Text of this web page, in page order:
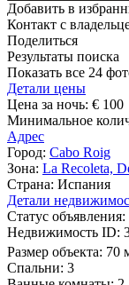
Добавить в
Контакт с
Поделиться
Результаты поиска
Показать все 24
Детали цены
Цена за ночь: € 100
Минимальное
Адрес
Город: Cabo Roig
Зона: La Recoleta,
Страна: Испания
Детали
Статус объявления:
Недвижимость ID:
Размер объекта: 70
Спальни: 3